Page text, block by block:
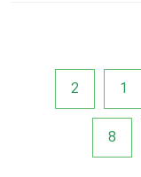
1
2
8